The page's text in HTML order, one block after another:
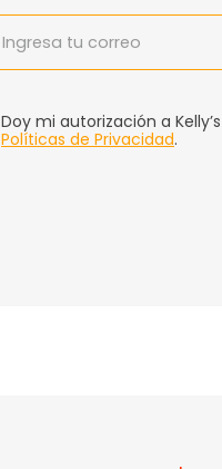
Doy mi autorización a
Políticas de Privacidad.